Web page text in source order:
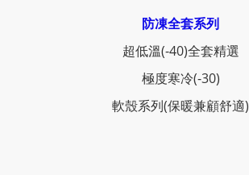
防凍全套系列
超低溫(-40)全套精選
極度寒冷(-30)
軟殼系列(保暖兼顧舒適)